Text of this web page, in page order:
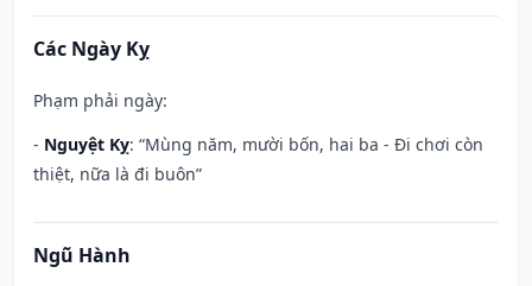
Các Ngày Kỵ
Phạm phải ngày:
- Nguyệt Kỵ: “Mùng năm, mười bốn, hai ba - Đi chơi còn
thiệt, nữa là đi buôn”
Ngũ Hành